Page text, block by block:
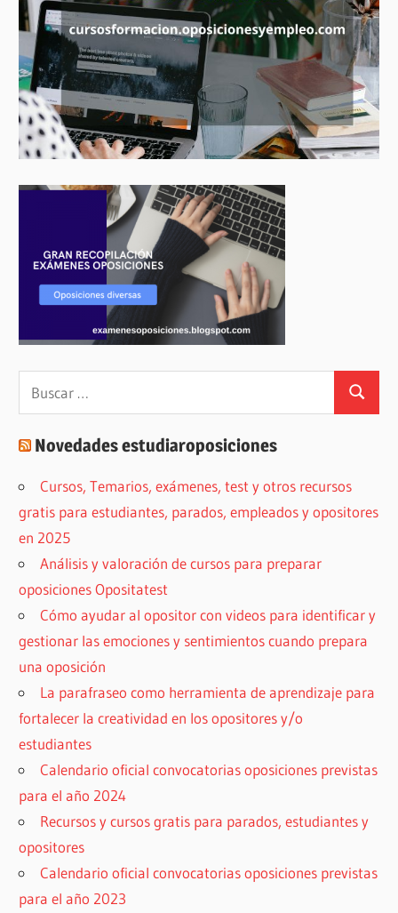
Buscar
Novedades estudiaroposiciones
Cursos, Temarios, exámenes, test y otros recursos
gratis para estudiantes, parados, empleados y opositores
en 2025
Análisis y valoración de cursos para preparar
oposiciones Opositatest
Cómo ayudar al opositor con videos para identificar y
gestionar las emociones y sentimientos cuando prepara
una oposición
La parafraseo como herramienta de aprendizaje para
fortalecer la creatividad en los opositores y/o
estudiantes
Calendario oficial convocatorias oposiciones previstas
para el año 2024
Recursos y cursos gratis para parados, estudiantes y
opositores
Calendario oficial convocatorias oposiciones previstas
para el año 2023